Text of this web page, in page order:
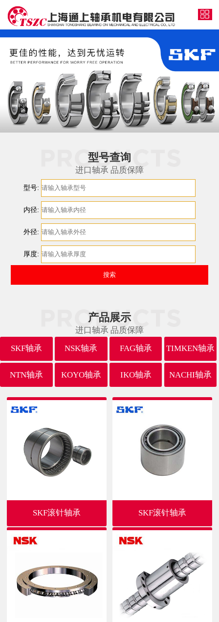
型号查询
进口轴承 品质保障
型号:
内径:
外径:
厚度:
产品展示
进口轴承 品质保障
SKF轴承
NSK轴承 FAG轴承 TIMKEN轴承
NTN轴承 KOYO轴承 IKO轴承 NACHI轴承
SKF滚针轴承 SKF滚针轴承